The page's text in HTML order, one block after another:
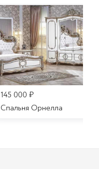
145 000 ₽
Cпальня Орнелла